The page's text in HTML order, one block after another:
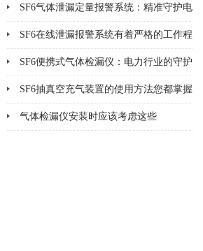
SF6气体泄漏定量报警系统：精准守护电
气安全
SF6在线泄漏报警系统有着严格的工作程
序和要求
SF6便携式气体检漏仪：电力行业的守护
神
SF6抽真空充气装置的使用方法您都掌握
了吗
气体检漏仪安装时应该考虑这些